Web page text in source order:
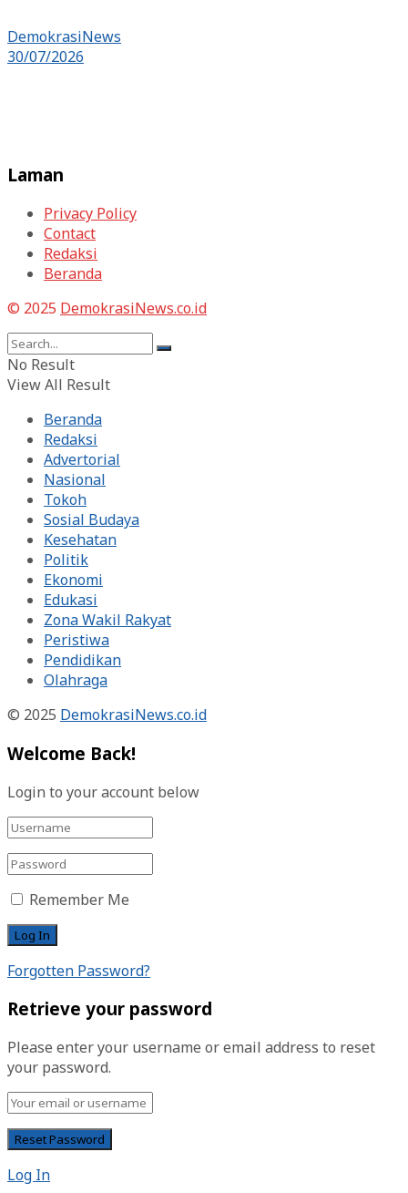
DemokrasiNews
30/07/2026
Laman
Privacy Policy
Contact
Redaksi
Beranda
© 2025 DemokrasiNews.co.id
No Result
View All Result
Beranda
Redaksi
Advertorial
Nasional
Tokoh
Sosial Budaya
Kesehatan
Politik
Ekonomi
Edukasi
Zona Wakil Rakyat
Peristiwa
Pendidikan
Olahraga
© 2025 DemokrasiNews.co.id
Welcome Back!
Login to your account below
Remember Me
Forgotten Password?
Retrieve your password
Please enter your username or email address to reset
your password.
Log In